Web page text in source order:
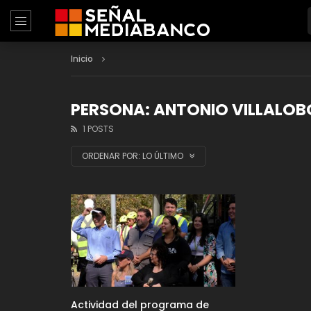
Inicio
PERSONA: ANTONIO
1 POSTS
ORDENAR POR: LO ÚLTIMO
Actividad del programa de